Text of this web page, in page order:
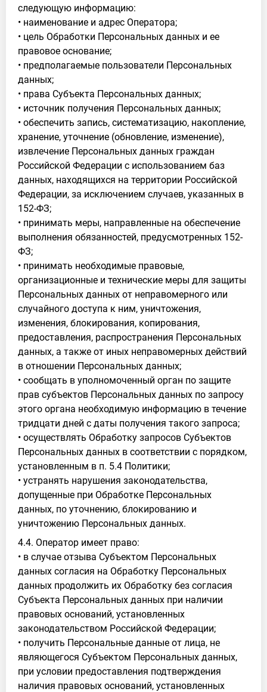
следующую информацию:
• наименование и адрес Оператора;
• цель Обработки Персональных данных и ее
правовое основание;
• предполагаемые пользователи Персональных
данных;
• права Субъекта Персональных данных;
• источник получения Персональных данных;
• обеспечить запись, систематизацию, накопление,
хранение, уточнение (обновление, изменение),
извлечение Персональных данных граждан
Российской Федерации с использованием баз
данных, находящихся на территории Российской
Федерации, за исключением случаев, указанных в
152-ФЗ;
• принимать меры, направленные на обеспечение
выполнения обязанностей, предусмотренных 152-
ФЗ;
• принимать необходимые правовые,
организационные и технические меры для защиты
Персональных данных от неправомерного или
случайного доступа к ним, уничтожения,
изменения, блокирования, копирования,
предоставления, распространения Персональных
данных, а также от иных неправомерных действий
в отношении Персональных данных;
• сообщать в уполномоченный орган по защите
прав субъектов Персональных данных по запросу
этого органа необходимую информацию в течение
тридцати дней с даты получения такого запроса;
• осуществлять Обработку запросов Субъектов
Персональных данных в соответствии с порядком,
установленным в п. 5.4 Политики;
• устранять нарушения законодательства,
допущенные при Обработке Персональных
данных, по уточнению, блокированию и
уничтожению Персональных данных.
4.4. Оператор имеет право:
• в случае отзыва Субъектом Персональных
данных согласия на Обработку Персональных
данных продолжить их Обработку без согласия
Субъекта Персональных данных при наличии
правовых оснований, установленных
законодательством Российской Федерации;
• получить Персональные данные от лица, не
являющегося Субъектом Персональных данных,
при условии предоставления подтверждения
наличия правовых оснований, установленных